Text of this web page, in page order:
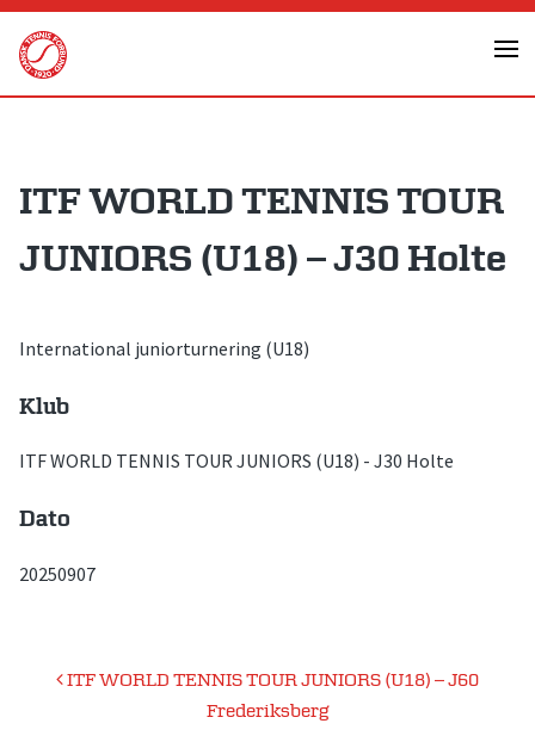
Skip
content
ITF WORLD TENNIS TOUR
JUNIORS (U18) – J30 Holte
International juniorturnering (U18)
Klub
ITF WORLD TENNIS TOUR JUNIORS (U18) - J30 Holte
Dato
20250907
Indlægsnavigation
ITF WORLD TENNIS TOUR JUNIORS (U18) – J60
Frederiksberg